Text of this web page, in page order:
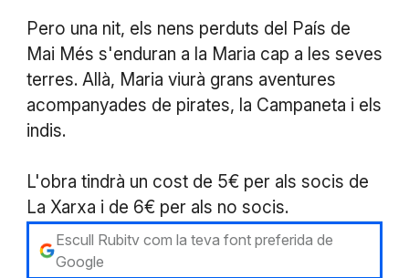
Pero una nit, els nens perduts del País de
Mai Més s'enduran a la Maria cap a les seves
terres. Allà, Maria viurà grans aventures
acompanyades de pirates, la Campaneta i els
indis.
L'obra tindrà un cost de 5€ per als socis de
La Xarxa i de 6€ per als no socis.
Escull Rubitv com la teva font preferida de
Google